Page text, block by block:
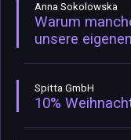
Anna Sokolowska
Warum
unsere
Spitta GmbH
10%